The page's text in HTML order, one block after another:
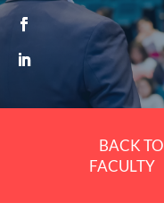
BACK TO
FACULTY